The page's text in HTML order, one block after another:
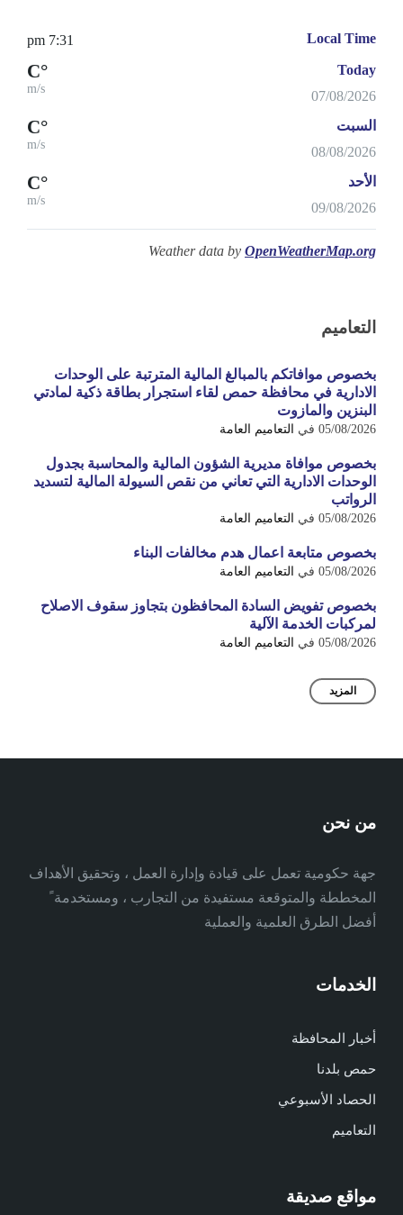
Local Time
7:31 pm
Today
07/08/2026
°C
m/s
السبت
08/08/2026
°C
m/s
الأحد
09/08/2026
°C
m/s
Weather data by OpenWeatherMap.org
التعاميم
بخصوص موافاتكم بالمبالغ المالية المترتبة على الوحدات
الادارية في محافظة حمص لقاء استجرار بطاقة ذكية لمادتي
البنزين والمازوت
05/08/2026 في التعاميم العامة
بخصوص موافاة مديرية الشؤون المالية والمحاسبة بجدول
الوحدات الادارية التي تعاني من نقص السيولة المالية لتسديد
الرواتب
05/08/2026 في التعاميم العامة
بخصوص متابعة اعمال هدم مخالفات البناء
05/08/2026 في التعاميم العامة
بخصوص تفويض السادة المحافظون بتجاوز سقوف الاصلاح
لمركبات الخدمة الآلية
05/08/2026 في التعاميم العامة
المزيد
من نحن
جهة حكومية تعمل على قيادة وإدارة العمل ، وتحقيق الأهداف
المخططة والمتوقعة مستفيدة من التجارب ، ومستخدمة ً
أفضل الطرق العلمية والعملية
الخدمات
أخبار المحافظة
حمص بلدنا
الحصاد الأسبوعي
التعاميم
مواقع صديقة